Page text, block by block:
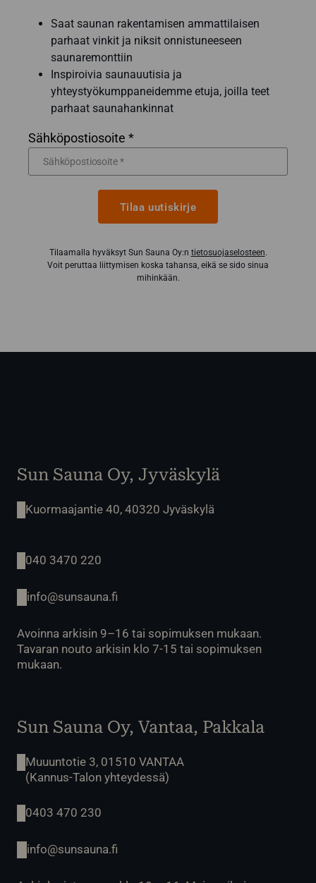
Saat saunan rakentamisen ammattilaisen
parhaat vinkit ja niksit onnistuneeseen
saunaremonttiin
Inspiroivia saunauutisia ja
yhteystyökumppaneidemme etuja, joilla teet
parhaat saunahankinnat
Sähköpostiosoite *
Tilaa uutiskirje
Tilaamalla hyväksyt Sun Sauna Oy:n tietosuojaselosteen.
Voit peruttaa liittymisen koska tahansa, eikä se sido sinua
mihinkään.
Sun Sauna Oy, Jyväskylä
Kuormaajantie 40, 40320 Jyväskylä
040 3470 220
info@sunsauna.fi
Avoinna arkisin 9–16 tai sopimuksen mukaan.
Tavaran nouto arkisin klo 7-15 tai sopimuksen
mukaan.
Sun Sauna Oy, Vantaa, Pakkala
Muuuntotie 3, 01510 VANTAA
(Kannus-Talon yhteydessä)
0403 470 230
info@sunsauna.fi